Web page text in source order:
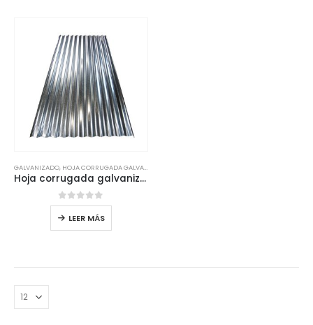
GALVANIZADO, HOJA CORRUGADA GALVANIZADA
Hoja corrugada galvanizada
0de 5
LEER MÁS